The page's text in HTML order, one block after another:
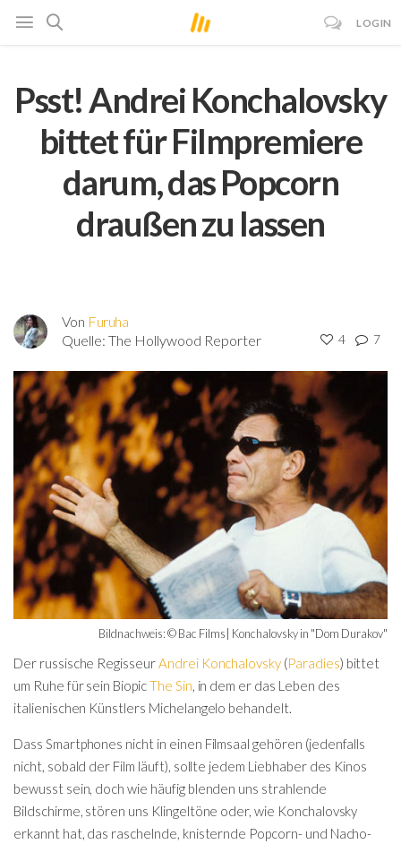
LOGIN
Psst! Andrei Konchalovsky
bittet für Filmpremiere
darum, das Popcorn
draußen zu lassen
Von Furuha
Quelle: The Hollywood Reporter 4 7
Bildnachweis: © Bac Films| Konchalovsky in "Dom Durakov"
Der russische RegisseurAndrei Konchalovsky (Paradies) bittet
um Ruhe für sein BiopicThe Sin, in dem er das Leben des
italienischen Künstlers Michelangelo behandelt.
Dass Smartphones nicht in einen Filmsaal gehören (jedenfalls
nicht, sobald der Film läuft), sollte jedem Liebhaber des Kinos
bewusst sein, doch wie häufig blenden uns strahlende
Bildschirme, stören uns Klingeltöne oder, wie Konchalovsky
erkannt hat, das raschelnde, knisternde Popcorn- und Nacho-